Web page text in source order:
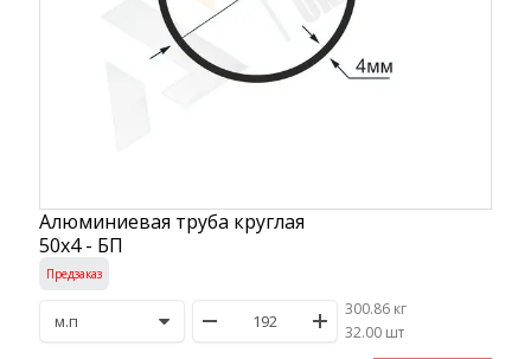
Алюминиевая труба круглая
50х4 - БП
Предзаказ
300.86 кг
/32.00 шт